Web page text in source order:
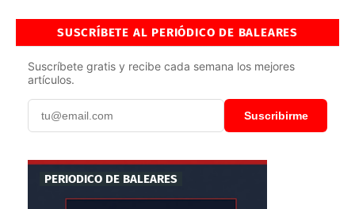
SUSCRÍBETE AL PERIÓDICO DE BALEARES
Suscríbete gratis y recibe cada semana los mejores
artículos.
Suscribirme
PERIODICO DE BALEARES